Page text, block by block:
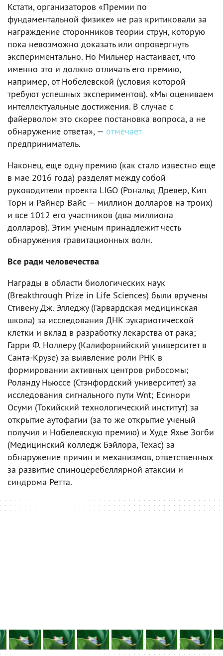
Кстати, организаторов «Премии по
фундаментальной физике» не раз критиковали за
награждение сторонников теории струн, которую
пока невозможно доказать или опровергнуть
экспериментально. Но Мильнер настаивает, что
именно это и должно отличать его премию,
например, от Нобелевской (условия которой
требуют успешных экспериментов). «Мы оцениваем
интеллектуальные достижения. В случае с
файерволом это скорее постановка вопроса, а не
обнаружение ответа», — отмечает
предприниматель.
Наконец, еще одну премию (как стало известно еще
в мае 2016 года) разделят между собой
руководители проекта LIGO (Рональд Древер, Кип
Торн и Райнер Вайс — миллион долларов на троих)
и все 1012 его участников (два миллиона
долларов). Этим ученым принадлежит честь
обнаружения гравитационных волн.
Все ради человечества
Награды в области биологических наук
(Breakthrough Prize in Life Sciences) были вручены
Стивену Дж. Элледжу (Гарвардская медицинская
школа) за исследования ДНК эукариотической
клетки и вклад в разработку лекарства от рака;
Гарри Ф. Ноллеру (Калифорнийский университет в
Санта-Крузе) за выявление роли РНК в
формировании активных центров рибосомы;
Роланду Ньюссе (Стэнфордский университет) за
исследования сигнального пути Wnt; Есинори
Осуми (Токийский технологический институт) за
открытие аутофагии (за то же открытие ученый
получил и Нобелевскую премию) и Худе Яхье Зогби
(Медицинский колледж Бэйлора, Техас) за
обнаружение причин и механизмов, ответственных
за развитие спиноцеребеллярной атаксии и
синдрома Ретта.